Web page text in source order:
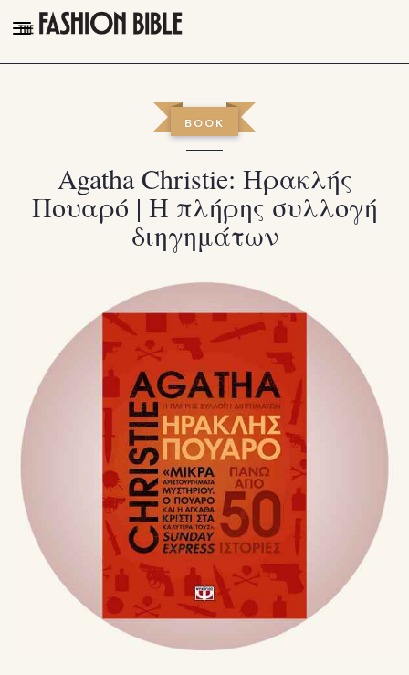
THE FASHION BIBLE
TALK OF THE TOWN
PLEASURES
Facebook
Instagram
Youtube
X(Twitter)
BOOK
Agatha Christie: Ηρακλής
Πουαρό | Η πλήρης συλλογή
διηγημάτων